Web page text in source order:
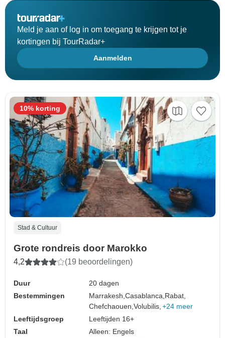
Meld je aan of log in om toegang te krijgen tot je
kortingen bij TourRadar+
Aanmelden
Stad & Cultuur
Grote rondreis door Marokko
4,2 (19 beoordelingen)
Duur
20 dagen
Bestemmingen
Marrakesh,Casablanca,Rabat,
Chefchaouen,Volubilis, +24 meer
Leeftijdsgroep
Leeftijden 16+
Taal
Alleen: Engels
10% korting